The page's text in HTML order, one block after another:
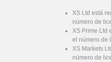
XS Ltd está
número de
XS Prime Ltd
el número de
XS Markets
número de